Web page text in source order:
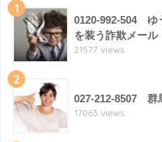
1
0120-992-504 ゆ
を装う詐欺メール
21577 views
2
027-212-8507 群
17063 views